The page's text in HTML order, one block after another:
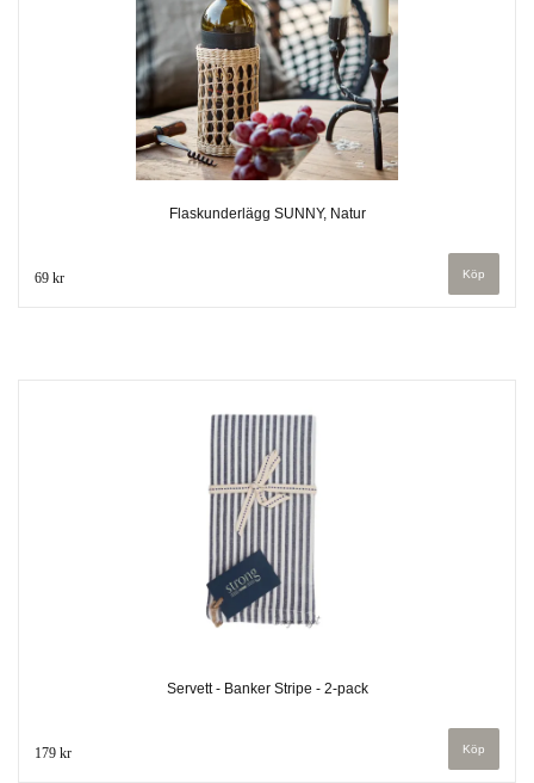
Flaskunderlägg SUNNY, Natur
69 kr
Servett - Banker Stripe - 2-pack
179 kr